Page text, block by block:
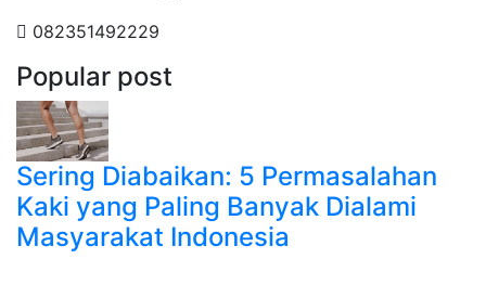
082351492229
Popular post
Sering Diabaikan: 5 Permasalahan
Kaki yang Paling Banyak Dialami
Masyarakat Indonesia